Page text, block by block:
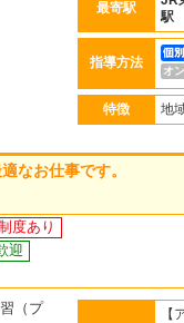
最寄駅
駅
指導方法
オ
特徴 地
なお仕事です。
度あり
迎
（プ
【